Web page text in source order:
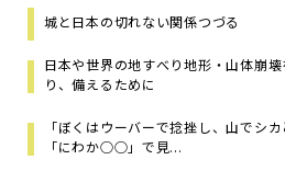
城と日本の切れない関係つづる
日本や世界の地すべり地形・山体崩
り、備えるために
「ぼくはウーバーで捻挫し、山でシ
「にわか○○」で見...